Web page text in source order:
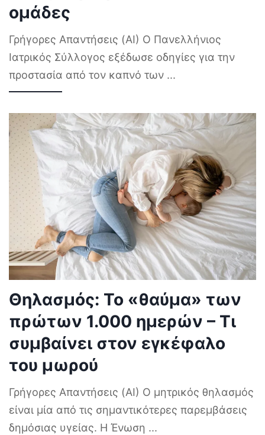
ομάδες
Γρήγορες Απαντήσεις (AI) Ο Πανελλήνιος
Ιατρικός Σύλλογος εξέδωσε οδηγίες για την
προστασία από τον καπνό των ...
Θηλασμός: Το «θαύμα» των
πρώτων 1.000 ημερών – Τι
συμβαίνει στον εγκέφαλο
του μωρού
Γρήγορες Απαντήσεις (AI) Ο μητρικός θηλασμός
είναι μία από τις σημαντικότερες παρεμβάσεις
δημόσιας υγείας. Η Ένωση ...